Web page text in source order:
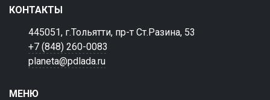
КОНТАКТЫ
445051, г.Тольятти, пр-т Ст.Разина, 53
+7 (848) 260-0083
planeta@pdlada.ru
МЕНЮ